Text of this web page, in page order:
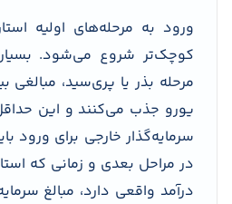
ورود به مرحله‌های اولیه
کوچک‌تر شروع می‌شود.
مرحله بذر یا پری‌سید، مبالغی
یورو جذب می‌کنند و این
سرمایه‌گذار خارجی برای ورود
در مراحل بعدی و زمانی که
درآمد واقعی دارد، مبالغ